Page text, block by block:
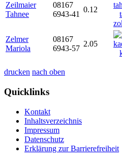
Zeilmaier
Tahnee
08167
6943-41
0.12
Zelmer
Mariola
08167
6943-57
2.05
drucken nach oben
Quicklinks
Kontakt
Inhaltsverzeichnis
Impressum
Datenschutz
Erklärung zur Barrierefreiheit